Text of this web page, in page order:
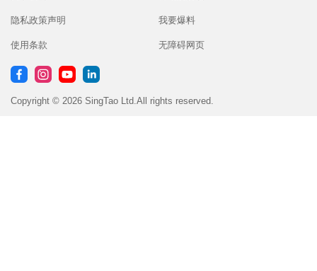
隐私政策声明
使用条款
我要爆料
无障碍网页
Copyright © 2026 SingTao Ltd.All rights reserved.